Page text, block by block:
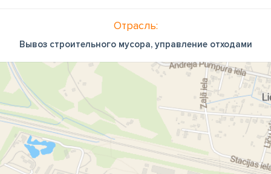
Отрасль:
Вывоз строительного мусора, управление отходами